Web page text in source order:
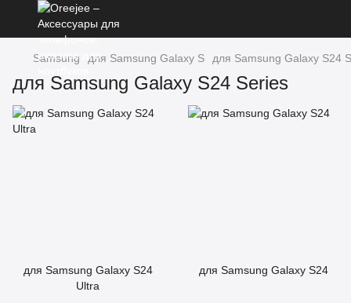
Samsung для Samsung Galaxy S для Samsung Galaxy S24
для Samsung Galaxy S24 Series
для Samsung Galaxy S24
Ultra
для Samsung Galaxy S24